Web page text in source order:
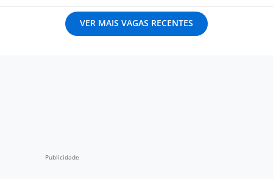
VER MAIS VAGAS RECENTES